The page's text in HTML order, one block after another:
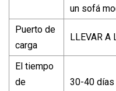
un sofá
Puerto de
carga
LLEVAR A
El tiempo
de
30-40 días